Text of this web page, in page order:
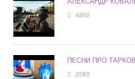
4892
ПЕСНИ ПРО ТАРКОВ
2580